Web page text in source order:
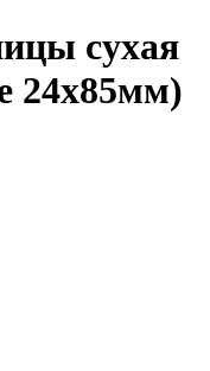
сухая
24x85мм)